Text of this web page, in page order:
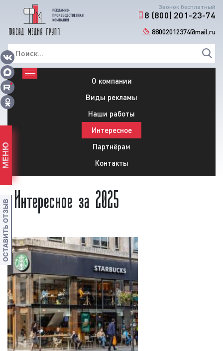
Звонок бесплатный
8 (800) 201-23-74
88002012374@mail.ru
О компании
Виды рекламы
Наши работы
Интересное
Партнёрам
Контакты
Интересное за 2025
МЕНЮ
ОСТАВИТЬ ОТЗЫВ